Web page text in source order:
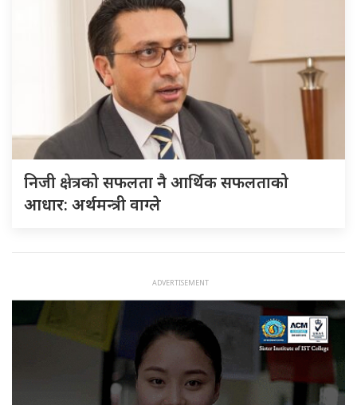
निजी क्षेत्रको सफलता नै आर्थिक सफलताको
आधार: अर्थमन्त्री वाग्ले